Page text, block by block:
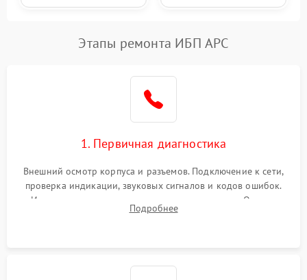
Этапы ремонта ИБП APC
1. Первичная диагностика
Внешний осмотр корпуса и разъемов. Подключение к сети,
проверка индикации, звуковых сигналов и кодов ошибок.
Измерение входного и выходного напряжения. Оценка
реакции ИБП на отключение основного питания без
Подробнее